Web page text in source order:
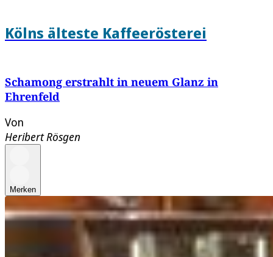
Kölns älteste Kaffeerösterei
Schamong erstrahlt in neuem Glanz in
Ehrenfeld
Von
Heribert Rösgen
Merken